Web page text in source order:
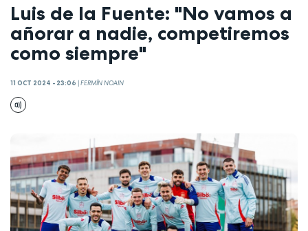
Luis de la Fuente: "No vamos a
añorar a nadie, competiremos
como siempre"
11 OCT 2024 - 23:06 |FERMÍN NOAIN